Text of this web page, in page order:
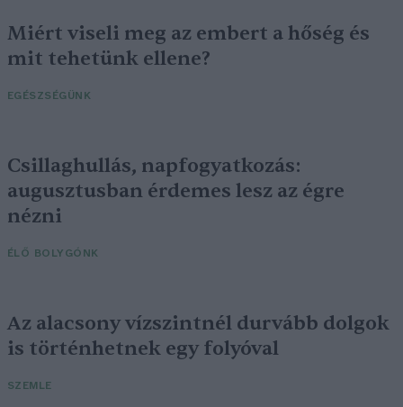
Miért viseli meg az embert a hőség és
mit tehetünk ellene?
EGÉSZSÉGÜNK
Csillaghullás, napfogyatkozás:
augusztusban érdemes lesz az égre
nézni
ÉLŐ BOLYGÓNK
Az alacsony vízszintnél durvább dolgok
is történhetnek egy folyóval
SZEMLE